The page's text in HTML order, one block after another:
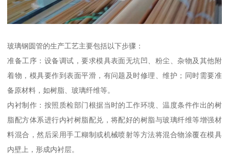
玻璃钢圆管的生产工艺主要包括以下步骤：
准备工序：设备调试，要求模具表面无坑凹、粉尘、杂物及其他附
着物，模具要作到表面平滑，有问题及时修理、维护；同时需要准
备原材料，如树脂、玻璃纤维等。
内衬制作：按照质检部门根据当时的工作环境、温度条件作出的树
脂配方体系进行内衬树脂配兑，将配好的树脂与玻璃纤维等增强材
料混合，然后采用手工糊制或机械喷射等方法将混合物涂覆在模具
内壁上，形成内衬层。